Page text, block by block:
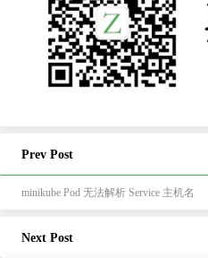
Prev Post
minikube Pod 无法解析 Service 主机名
Next Post